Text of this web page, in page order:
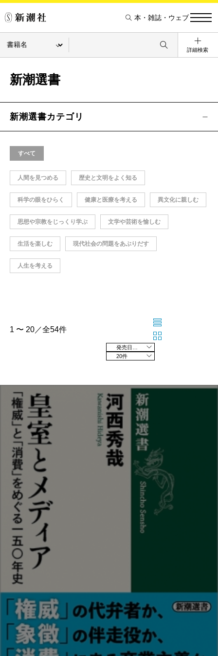
本・雑誌・ウェブ
詳細検索
新潮選書
新潮選書カテゴリ
すべて
人間を見つめる 歴史と文明をよく知る
科学の眼をひらく 健康と医療を考える 異文化に親しむ
思想や宗教をじっくり学ぶ 文学や芸術を愉しむ
生活を楽しむ 現代社会の問題をあぶりだす
人生を考える
1 〜 20／全54件
20件